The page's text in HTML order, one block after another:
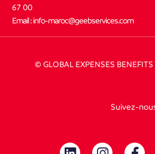
67 00
Email : info-maroc@geebservices.com
© GLOBAL EXPENSES
Suivez-